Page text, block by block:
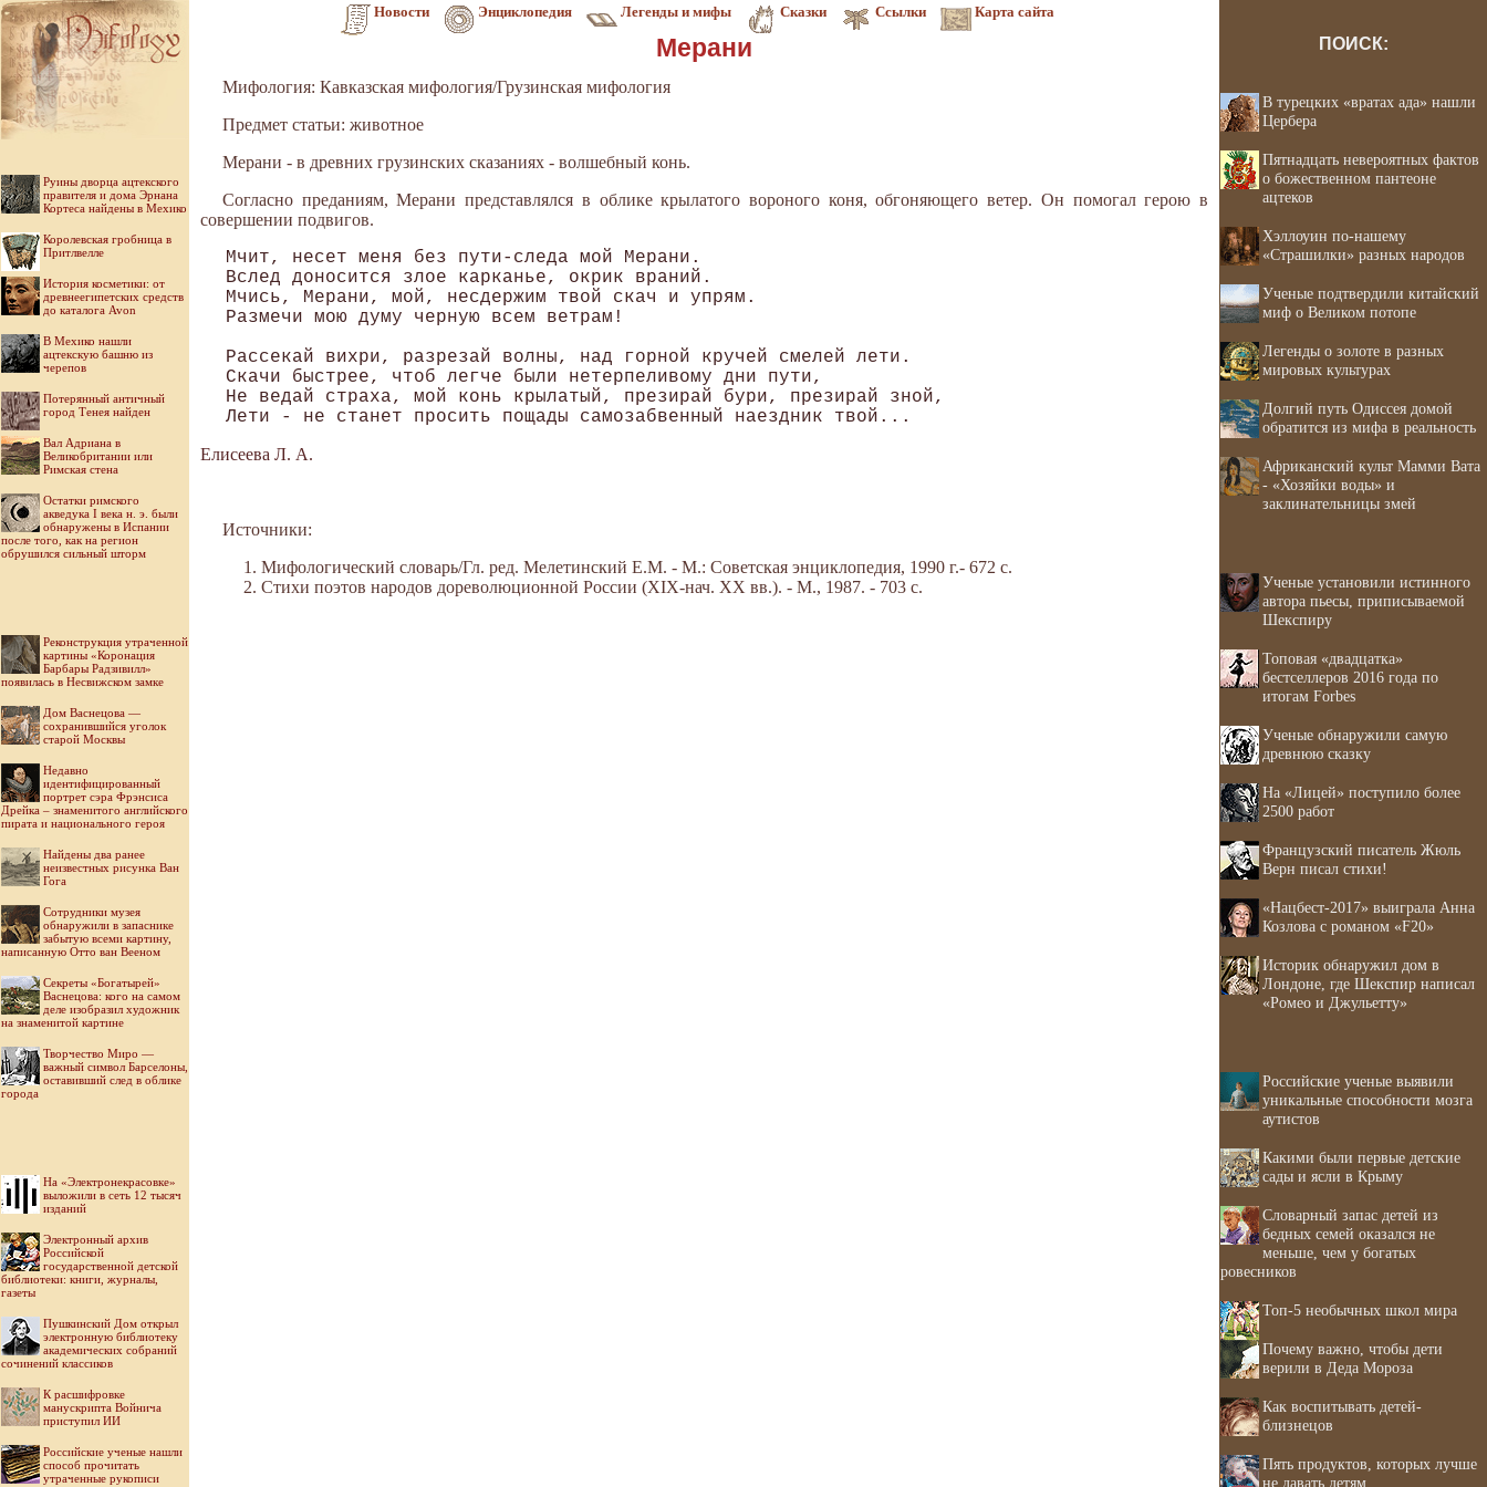
Новости Энциклопедия Легенды и мифы Сказки Ссылки Карта сайта
Руины дворца ацтекского
правителя и дома Эрнана
Кортеса найдены в Мехико
Королевская гробница в
Притлвелле
История косметики: от
древнеегипетских средств
до каталога Avon
В Мехико нашли
ацтекскую башню из
черепов
Потерянный античный
город Тенея найден
Вал Адриана в
Великобритании или
Римская стена
Остатки римского
акведука I века н. э. были
обнаружены в Испании
после того, как на регион
обрушился сильный шторм
Реконструкция утраченной
картины «Коронация
Барбары Радзивилл»
появилась в Несвижском замке
Дом Васнецова —
сохранившийся уголок
старой Москвы
Недавно
идентифицированный
портрет сэра Фрэнсиса
Дрейка – знаменитого английского
пирата и национального героя
Найдены два ранее
неизвестных рисунка Ван
Гога
Cотрудники музея
обнаружили в запаснике
забытую всеми картину,
написанную Отто ван Вееном
Секреты «Богатырей»
Васнецова: кого на самом
деле изобразил художник
на знаменитой картине
Творчество Миро —
важный символ Барселоны,
оставивший след в облике
города
На «Электронекрасовке»
выложили в сеть 12 тысяч
изданий
Электронный архив
Российской
государственной детской
библиотеки: книги, журналы,
газеты
Пушкинский Дом открыл
электронную библиотеку
академических собраний
сочинений классиков
К расшифровке
манускрипта Войнича
приступил ИИ
Российские ученые нашли
способ прочитать
утраченные рукописи
Мерани
Мифология: Кавказская мифология/Грузинская мифология
Предмет статьи: животное
Мерани - в древних грузинских сказаниях - волшебный конь.
Согласно преданиям, Мерани представлялся в облике крылатого вороного коня, обгоняющего ветер. Он помогал герою в
совершении подвигов.
Мчит, несет меня без пути-следа мой Мерани.
Вслед доносится злое карканье, окрик враний.
Мчись, Мерани, мой, несдержим твой скач и упрям.
Размечи мою думу черную всем ветрам!
Рассекай вихри, разрезай волны, над горной кручей смелей лети.
Скачи быстрее, чтоб легче были нетерпеливому дни пути,
Не ведай страха, мой конь крылатый, презирай бури, презирай зной,
Елисеева Л. А.
Источники:
Мифологический словарь/Гл. ред. Мелетинский Е.М. - М.: Советская энциклопедия, 1990 г.- 672 с.
Стихи поэтов народов дореволюционной России (XIX-нач. XX вв.). - М., 1987. - 703 с.
ПОИСК:
В турецких «вратах ада» нашли
Цербера
Пятнадцать невероятных фактов
о божественном пантеоне
ацтеков
Хэллоуин по-нашему
«Страшилки» разных народов
Ученые подтвердили китайский
миф о Великом потопе
Легенды о золоте в разных
мировых культурах
Долгий путь Одиссея домой
обратится из мифа в реальность
Африканский культ Мамми Вата
- «Хозяйки воды» и
заклинательницы змей
Ученые установили истинного
автора пьесы, приписываемой
Шекспиру
Топовая «двадцатка»
бестселлеров 2016 года по
итогам Forbes
Ученые обнаружили самую
древнюю сказку
На «Лицей» поступило более
2500 работ
Французский писатель Жюль
Верн писал стихи!
«Нацбест-2017» выиграла Анна
Козлова с романом «F20»
Историк обнаружил дом в
Лондоне, где Шекспир написал
«Ромео и Джульетту»
Российские ученые выявили
уникальные способности мозга
аутистов
Какими были первые детские
сады и ясли в Крыму
Словарный запас детей из
бедных семей оказался не
меньше, чем у богатых
ровесников
Топ-5 необычных школ мира
Почему важно, чтобы дети
верили в Деда Мороза
Как воспитывать детей-
близнецов
Пять продуктов, которых лучше
не давать детям